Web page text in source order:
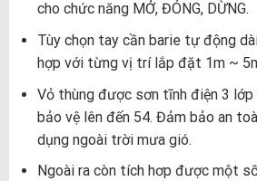
cho chức năng MỞ, ĐÓNG, DỪNG.
Tùy chọn tay cần barie tự động
hợp với từng vị trí lắp đặt 1m ~
Vỏ thùng được sơn tĩnh điện 3 lớp
bảo vệ lên đến 54. Đảm bảo an
dụng ngoài trời mưa gió.
Ngoài ra còn tích hơp được một